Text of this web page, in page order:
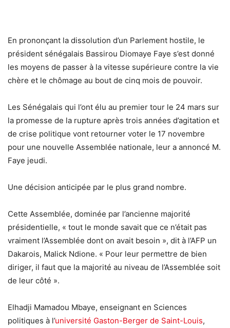
En prononçant la dissolution d’un Parlement hostile, le
président sénégalais Bassirou Diomaye Faye s’est donné
les moyens de passer à la vitesse supérieure contre la vie
chère et le chômage au bout de cinq mois de pouvoir.
Les Sénégalais qui l’ont élu au premier tour le 24 mars sur
la promesse de la rupture après trois années d’agitation et
de crise politique vont retourner voter le 17 novembre
pour une nouvelle Assemblée nationale, leur a annoncé M.
Faye jeudi.
Une décision anticipée par le plus grand nombre.
Cette Assemblée, dominée par l’ancienne majorité
présidentielle, « tout le monde savait que ce n’était pas
vraiment l’Assemblée dont on avait besoin », dit à l’AFP un
Dakarois, Malick Ndione. « Pour leur permettre de bien
diriger, il faut que la majorité au niveau de l’Assemblée soit
de leur côté ».
Elhadji Mamadou Mbaye, enseignant en Sciences
politiques à l’université Gaston-Berger de Saint-Louis,